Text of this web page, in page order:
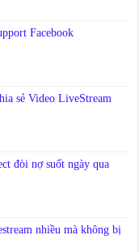
Facebook
sẻ Video LiveStream
đòi nợ suốt ngày qua
nhiều mà không bị